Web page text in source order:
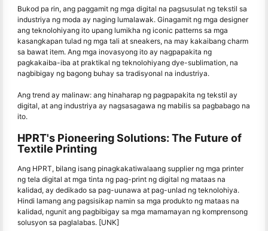
Bukod pa rin, ang paggamit ng mga digital na pagsusulat ng tekstil sa
industriya ng moda ay naging lumalawak. Ginagamit ng mga designer
ang teknolohiyang ito upang lumikha ng iconic patterns sa mga
kasangkapan tulad ng mga tali at sneakers, na may kakaibang charm
sa bawat item. Ang mga inovasyong ito ay nagpapakita ng
pagkakaiba-iba at praktikal ng teknolohiyang dye-sublimation, na
nagbibigay ng bagong buhay sa tradisyonal na industriya.
Ang trend ay malinaw: ang hinaharap ng pagpapakita ng tekstil ay
digital, at ang industriya ay nagsasagawa ng mabilis sa pagbabago na
ito.
HPRT's Pioneering Solutions: The Future of
Textile Printing
Ang HPRT, bilang isang pinagkakatiwalaang supplier ng mga printer
ng tela digital at mga tinta ng pag-print ng digital ng mataas na
kalidad, ay dedikado sa pag-uunawa at pag-unlad ng teknolohiya.
Hindi lamang ang pagsisikap namin sa mga produkto ng mataas na
kalidad, ngunit ang pagbibigay sa mga mamamayan ng komprensong
solusyon sa paglalabas. [UNK]